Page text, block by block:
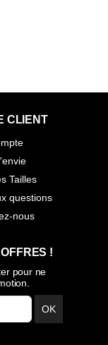
CLIENT
Tailles
questions
nous
!
pour ne
OK